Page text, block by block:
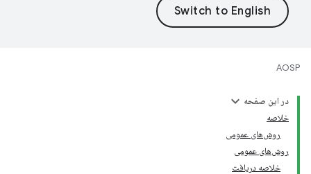
AOSP
در این صفحه
خلاصه
روش‌های عمومی
روش‌های عمومی
خلاصه دریافت